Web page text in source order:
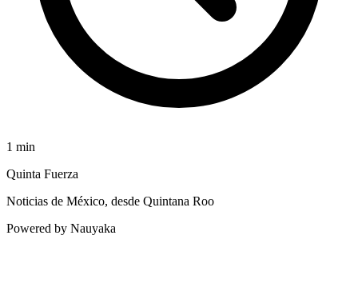
1 min
Quinta Fuerza
Noticias de México, desde Quintana Roo
Powered by Nauyaka